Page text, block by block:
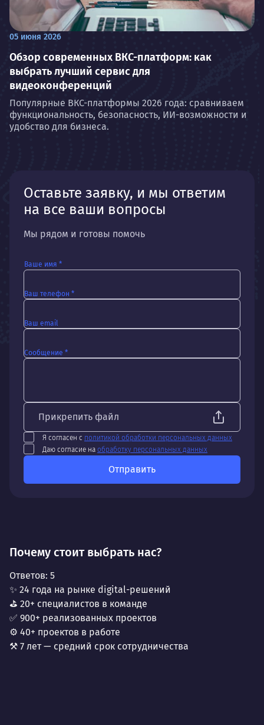
05 июня 2026
Обзор современных ВКС-платформ: как
выбрать лучший сервис для
видеоконференций
Популярные ВКС-платформы 2026 года: сравниваем
функциональность, безопасность, ИИ-возможности и
удобство для бизнеса.
Оставьте заявку, и мы ответим
на все ваши вопросы
Мы рядом и готовы помочь
Ваше имя *
Ваш телефон *
Ваш email
Сообщение *
Прикрепить файл
Я согласен с политикой обработки персональных данных
Даю согласие на обработку персональных данных
Отправить
Почему стоит выбрать нас?
Ответов: 5
✨ 24 года на рынке digital-решений
⛳ 20+ специалистов в команде
✅ 900+ реализованных проектов
⚙️ 40+ проектов в работе
⚒️ 7 лет — средний срок сотрудничества